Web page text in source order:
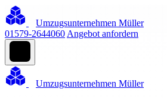
Umzugsunternehmen Müller
01579-2644060 Angebot anfordern
Umzugsunternehmen Müller